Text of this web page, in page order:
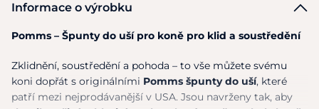
Informace o výrobku
Pomms – Špunty do uší pro koně pro klid a soustředění
Zklidnění, soustředění a pohoda – to vše můžete svému
koni dopřát s originálními Pomms špunty do uší, které
patří mezi nejprodávanější v USA. Jsou navrženy tak, aby